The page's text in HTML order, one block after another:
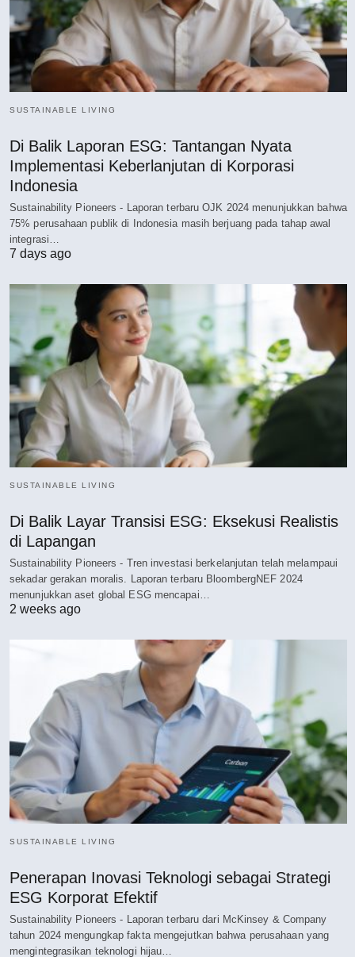
SUSTAINABLE LIVING
Di Balik Laporan ESG: Tantangan Nyata
Implementasi Keberlanjutan di Korporasi
Indonesia
Sustainability Pioneers - Laporan terbaru OJK 2024 menunjukkan bahwa
75% perusahaan publik di Indonesia masih berjuang pada tahap awal
integrasi…
7 days ago
SUSTAINABLE LIVING
Di Balik Layar Transisi ESG: Eksekusi Realistis
di Lapangan
Sustainability Pioneers - Tren investasi berkelanjutan telah melampaui
sekadar gerakan moralis. Laporan terbaru BloombergNEF 2024
menunjukkan aset global ESG mencapai…
2 weeks ago
SUSTAINABLE LIVING
Penerapan Inovasi Teknologi sebagai Strategi
ESG Korporat Efektif
Sustainability Pioneers - Laporan terbaru dari McKinsey & Company
tahun 2024 mengungkap fakta mengejutkan bahwa perusahaan yang
mengintegrasikan teknologi hijau…